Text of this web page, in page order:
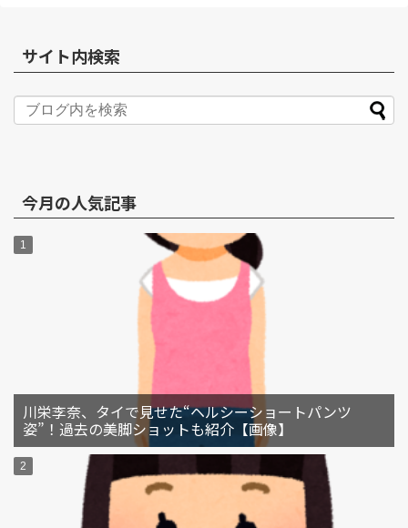
サイト内検索
今月の人気記事
川栄李奈、タイで見せた“ヘルシーショートパンツ
姿”！過去の美脚ショットも紹介【画像】